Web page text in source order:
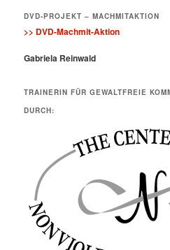
DVD-PROJEKT – MACHMITAKTION
>> DVD-Machmit-Aktion
Gabriela Reinwald
TRAINERIN FÜR GEWALTFREIE
DURCH: